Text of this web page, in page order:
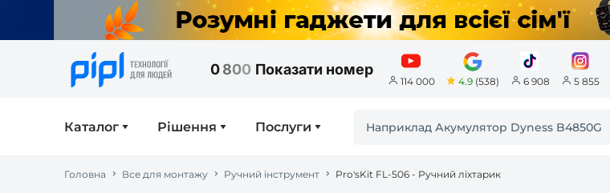
0800 Показати номер
114 000 4.9(538) 6 908 5 855
Каталог Рішення Послуги
Головна Все для монтажу Ручний інструмент Pro'sKit FL-506 - Ручний ліхтарик